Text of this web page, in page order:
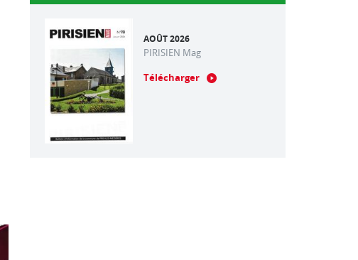
AOÛT 2026
PIRISIEN Mag
Télécharger